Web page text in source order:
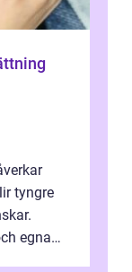
tyngre
egna